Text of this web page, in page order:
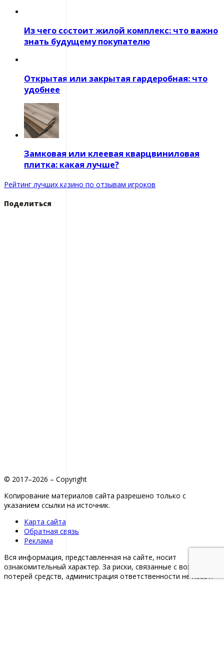
Из чего состоит жилой комплекс: что важно
знать будущему покупателю
Открытая или закрытая гардеробная: что
удобнее
Замковая или клеевая кварцвиниловая
плитка: какая лучше?
Рейтинг лучших казино по отзывам игроков
Поделиться
© 2017–2026 – Copyright
Копирование материалов сайта разрешено только с
указанием ссылки на источник.
Карта сайта
Обратная связь
Реклама
Вся информация, представленная на сайте, носит
ознакомительный характер. За риски, связанные с возможной
потерей средств, администрация ответственности не несет.